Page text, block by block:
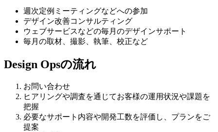
週次定例ミーティングなどへの参加
デザイン改善コンサルティング
ウェブサービスなどの毎月のデザインサポート
毎月の取材、撮影、執筆、校正など
Design Opsの流れ
お問い合わせ
ヒアリングや調査を通じてお客様の運用状況や課題を
把握
必要なサポート内容や開発工数を評価し、プランをご
提案